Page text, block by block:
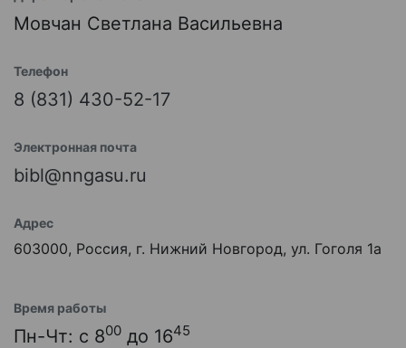
Мовчан Светлана Васильевна
Телефон
8 (831) 430-52-17
Электронная почта
bibl@nngasu.ru
Адрес
603000, Россия, г. Нижний Новгород, ул. Гоголя 1а
Время работы
Пн-Чт: с 800 до 1645